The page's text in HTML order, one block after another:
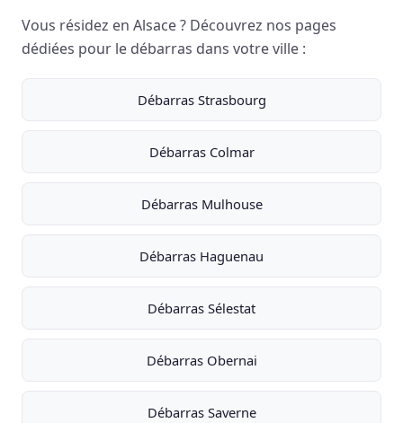
Vous résidez en Alsace ? Découvrez nos pages
dédiées pour le débarras dans votre ville :
Débarras Strasbourg
Débarras Colmar
Débarras Mulhouse
Débarras Haguenau
Débarras Sélestat
Débarras Obernai
Débarras Saverne